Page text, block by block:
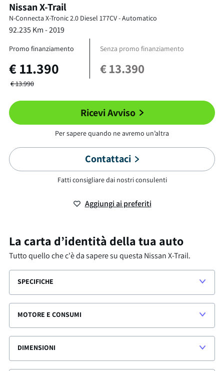
NissanX-Trail
N-Connecta X-Tronic2.0 Diesel 177CV-Automatico
92.235 Km -2019
Promo finanziamento
€11.390
Senza promo finanziamento
€13.390
€13.990
Ricevi Avviso
Per sapere quando ne avremo un’altra
Contattaci
Fatti consigliare dai nostri consulenti
Aggiungi ai preferiti
La carta d’identità della tua auto
Tutto quello che c'è da sapere su questa Nissan X-Trail.
SPECIFICHE
MOTORE E CONSUMI
DIMENSIONI